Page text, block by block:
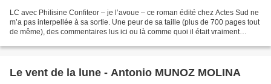
LC avec Philisine Confiteor – je l’avoue – ce roman édité chez Actes Sud ne
m’a pas interpellée à sa sortie. Une peur de sa taille (plus de 700 pages tout
de même), des commentaires lus ici ou là comme quoi il était vraiment
Le vent de la lune - Antonio MUNOZ MOLINA